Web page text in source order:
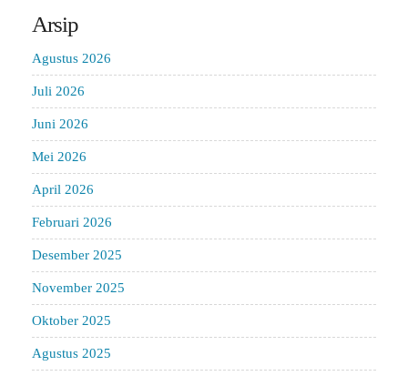
Arsip
Agustus 2026
Juli 2026
Juni 2026
Mei 2026
April 2026
Februari 2026
Desember 2025
November 2025
Oktober 2025
Agustus 2025